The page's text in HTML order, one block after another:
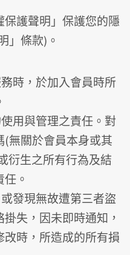
護聲明」保護您的隱
」條款)。
時，於加入會員時所
用與管理之責任。對
(無關於會員本身或其
衍生之所有行為及結
。
發現無故遭第三者盜
失，因未即時通知，
時，所造成的所有損